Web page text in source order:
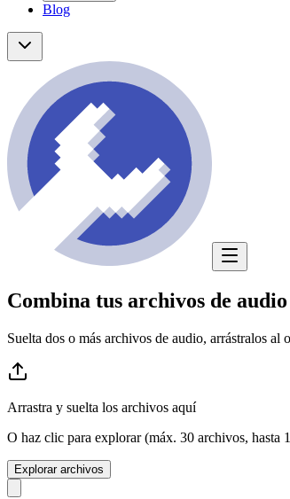
Blog
Combina tus archivos de audio
Suelta dos o más archivos de audio, arrástralos
Arrastra y suelta los archivos aquí
O haz clic para explorar (máx. 30 archivos, hasta
Explorar archivos